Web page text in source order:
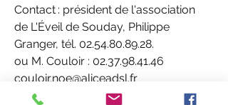
Contact : président de l'association
de L'Éveil de Souday, Philippe
Granger, tél. 02.54.80.89.28.
ou M. Couloir : 02.37.98.41.46
couloir.noe@aliceadsl.fr
https://www.facebook.com/leveil.so